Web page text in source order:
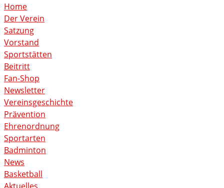
Home
Der Verein
Satzung
Vorstand
Sportstätten
Beitritt
Fan-Shop
Newsletter
Vereinsgeschichte
Prävention
Ehrenordnung
Sportarten
Badminton
News
Basketball